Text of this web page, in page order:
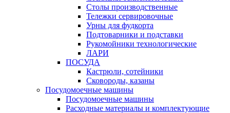
Столы производственные
Тележки сервировочные
Урны для фудкорта
Подтоварники и подставки
Рукомойники технологические
ЛАРИ
ПОСУДА
Кастрюли, сотейники
Сковороды, казаны
Посудомоечные машины
Посудомоечные машины
Расходные материалы и комплектующие